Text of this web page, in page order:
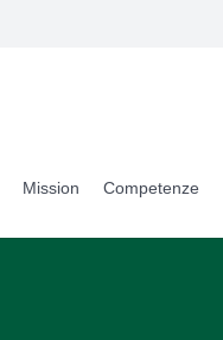
Mission Competenze